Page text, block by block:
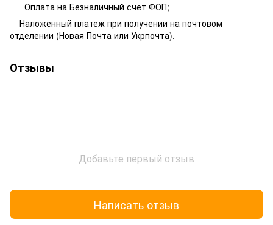
Оплата на Безналичный счет ФОП;
Наложенный платеж при получении на почтовом
отделении (Новая Почта или Укрпочта).
Отзывы
Добавьте первый отзыв
Написать отзыв